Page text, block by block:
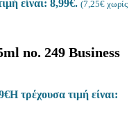
είναι: 8,99€. (7,25€ χωρίς
no. 249 Business
€Η τρέχουσα τιμή είναι: